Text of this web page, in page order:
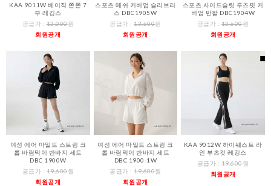
KAA 9011W 베이직 쫀쫀 7
부 레깅스
공급가 :13,000원
회원공개
스포츠 메쉬 커버업 슬리브리
스 DBC1905W
공급가 :13,600원
회원공개
스포츠 사이드슬릿 루즈핏 커
버업 반팔 DBC1904W
공급가 : 13,600원
회원공개
여성 에어 마일드 스트링 크
롭 바람막이 반바지 세트
DBC 1900W
공급가 :19,600원
회원공개
여성 에어 마일드 스트링 크
롭 바람막이 반바지 세트
DBC 1900-1W
공급가 :19,600원
회원공개
KAA 9012W 하이웨스트 라
인 부츠컷 레깅스
공급가 : 19,600원
회원공개